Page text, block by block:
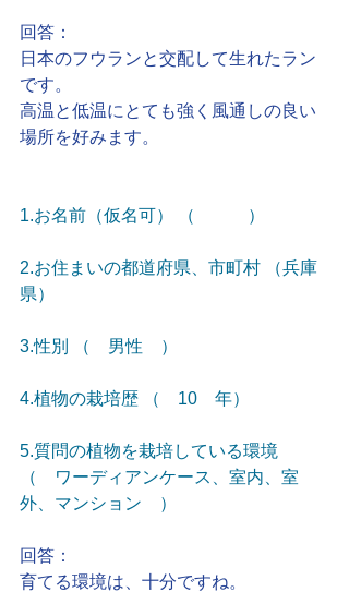
回答：
日本のフウランと交配して生れたラン
です。
高温と低温にとても強く風通しの良い
場所を好みます。
1.お名前（仮名可） （　　　）
2.お住まいの都道府県、市町村 （兵庫
県）
3.性別 （　男性　）
4.植物の栽培歴 （　10　年）
5.質問の植物を栽培している環境
（　ワーディアンケース、室内、室
外、マンション　）
回答：
育てる環境は、十分ですね。